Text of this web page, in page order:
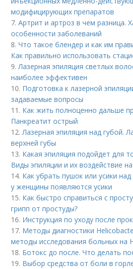
модифицирующих препаратов
7.Артрит и артроз в чем разница.
особенности заболеваний
8.Что такое блендер и как им
Как правильно использовать
9.Лазерная эпиляция светлых
наиболее эффективен
10. Подготовка к лазерной
задаваемые вопросы
11. Как жить полноценно дальше
Панкреатит острый
12.Лазерная эпиляция над губой.
верхней губы
13. Какая эпиляция подойдет для
Виды эпиляции и их воздействие
14. Как убрать пушок или усики
у женщины появляются усики
15. Как быстро справиться с
грипп от простуды?
16. Инструкция по уходу после
17. Методы диагностики
методы исследования больных на
18. Ботокс до после. Что делать
19. Выбор средства от боли в